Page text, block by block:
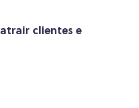
atrair clientes e